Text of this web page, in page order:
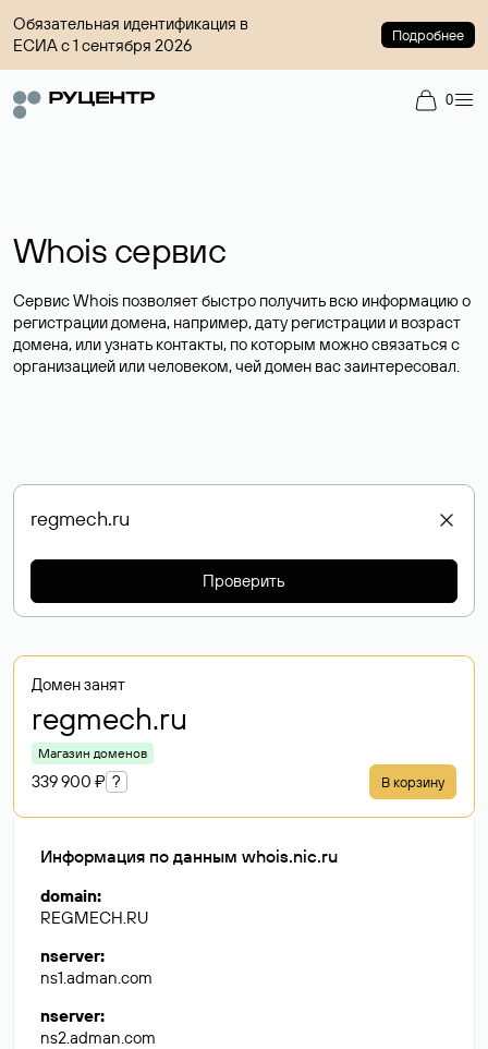
Обязательная идентификация в
ЕСИА с 1 сентября 2026
Подробнее
0
Whois сервис
Сервис Whois позволяет быстро получить всю информацию о
регистрации домена, например, дату регистрации и возраст
домена, или узнать контакты, по которым можно связаться с
организацией или человеком, чей домен вас заинтересовал.
Проверить
Домен занят
regmech.ru
Магазин доменов
339 900 ₽ ? В корзину
Информация по данным whois.nic.ru
domain:
REGMECH.RU
nserver:
ns1.adman.com
nserver:
ns2.adman.com